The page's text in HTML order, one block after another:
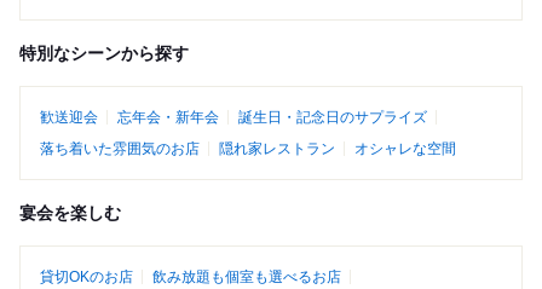
特別なシーンから探す
歓送迎会 忘年会・新年会
誕生日・記念日のサプライズ
落ち着いた雰囲気のお店
隠れ家レストラン オシャレな空間
宴会を楽しむ
貸切OKのお店
飲み放題も個室も選べるお店